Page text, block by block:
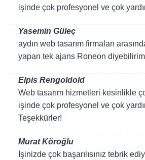
işinde çok profesyonel ve çok
Yasemin Güleç
aydın web tasarım firmaları
yapan tek ajans Roneon
Elpis Rengoldold
Web tasarım hizmetleri kesinlikle
işinde çok profesyonel ve çok
Teşekkürler!
Murat Köroğlu
İşinizde çok başarılısınız tebrik